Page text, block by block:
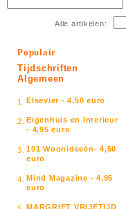
Alle artikelen:
Populair
Tijdschriften
Algemeen
1. Elsevier - 4,50 euro
2. Eigenhuis en Interieur
- 4,95 euro
3. 101 Woonideeën- 4,50
euro
4. Mind Magazine - 4,95
euro
MARGRIET VRIJETIJD